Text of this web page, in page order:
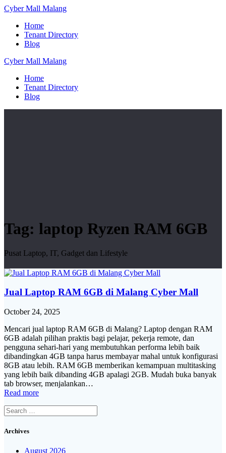
Skip
content
CyberMall Malang
Home
Tenant Directory
Blog
CyberMall Malang
Home
Tenant Directory
Blog
Tag: laptop Ryzen RAM 6GB
Pusat Laptop, IT, Gadget dan Lifestyle
Jual Laptop RAM 6GB di Malang Cyber Mall
October 24, 2025
Mencari jual laptop RAM 6GB di Malang? Laptop dengan RAM
6GB adalah pilihan praktis bagi pelajar, pekerja remote, dan
pengguna sehari-hari yang membutuhkan performa lebih baik
dibandingkan 4GB tanpa harus membayar mahal untuk konfigurasi
8GB atau lebih. RAM 6GB memberikan kemampuan multitasking
yang lebih baik dibanding 4GB apalagi 2GB. Mudah buka banyak
tab browser, menjalankan…
Read more
Search
for:
Archives
August 2026